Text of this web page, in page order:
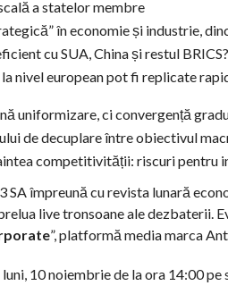
a statelor membre
în economie și industrie,
cu SUA, China și restul BRICS?
nivel european pot fi replicate
uniformizare, ci convergență
de decuplare între obiectivul
competitivității: riscuri pentru
SA împreună cu revista lunară
live tronsoane ale dezbaterii.
”, platformă media marca
10 noiembrie de la ora 14:00